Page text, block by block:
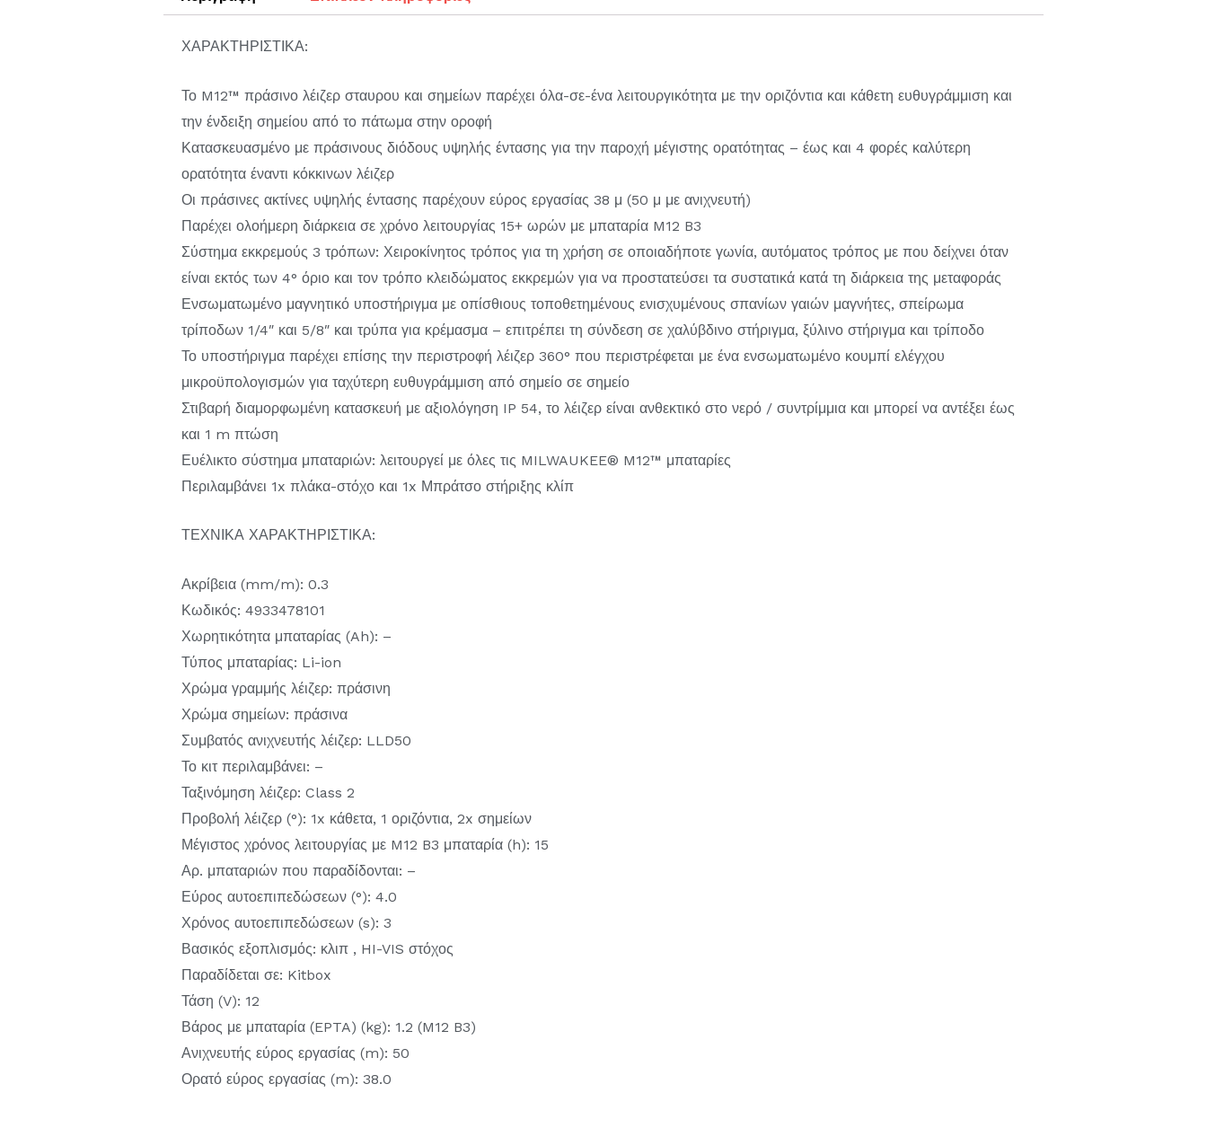
ΧΑΡΑΚΤΗΡΙΣΤΙΚΑ:
Το M12™ πράσινο λέιζερ σταυρου και σημείων παρέχει όλα-σε-ένα λειτουργικότητα με την οριζόντια και κάθετη ευθυγράμμιση και
την ένδειξη σημείου από το πάτωμα στην οροφή
Κατασκευασμένο με πράσινους διόδους υψηλής έντασης για την παροχή μέγιστης ορατότητας – έως και 4 φορές καλύτερη
ορατότητα έναντι κόκκινων λέιζερ
Οι πράσινες ακτίνες υψηλής έντασης παρέχουν εύρος εργασίας 38 μ (50 μ με ανιχνευτή)
Παρέχει ολοήμερη διάρκεια σε χρόνο λειτουργίας 15+ ωρών με μπαταρία M12 B3
Σύστημα εκκρεμούς 3 τρόπων: Χειροκίνητος τρόπος για τη χρήση σε οποιαδήποτε γωνία, αυτόματος τρόπος με που δείχνει όταν
είναι εκτός των 4° όριο και τον τρόπο κλειδώματος εκκρεμών για να προστατεύσει τα συστατικά κατά τη διάρκεια της μεταφοράς
Ενσωματωμένο μαγνητικό υποστήριγμα με οπίσθιους τοποθετημένους ενισχυμένους σπανίων γαιών μαγνήτες, σπείρωμα
τρίποδων 1/4″ και 5/8″ και τρύπα για κρέμασμα – επιτρέπει τη σύνδεση σε χαλύβδινο στήριγμα, ξύλινο στήριγμα και τρίποδο
Το υποστήριγμα παρέχει επίσης την περιστροφή λέιζερ 360° που περιστρέφεται με ένα ενσωματωμένο κουμπί ελέγχου
μικροϋπολογισμών για ταχύτερη ευθυγράμμιση από σημείο σε σημείο
Στιβαρή διαμορφωμένη κατασκευή με αξιολόγηση IP 54, το λέιζερ είναι ανθεκτικό στο νερό / συντρίμμια και μπορεί να αντέξει έως
και 1 m πτώση
Ευέλικτο σύστημα μπαταριών: λειτουργεί με όλες τις MILWAUKEE® M12™ μπαταρίες
Περιλαμβάνει 1x πλάκα-στόχο και 1x Μπράτσο στήριξης κλίπ
ΤΕΧΝΙΚΑ ΧΑΡΑΚΤΗΡΙΣΤΙΚΑ:
Ακρίβεια (mm/m): 0.3
Κωδικός: 4933478101
Χωρητικότητα μπαταρίας (Ah): –
Τύπος μπαταρίας: Li-ion
Χρώμα γραμμής λέιζερ: πράσινη
Χρώμα σημείων: πράσινα
Συμβατός ανιχνευτής λέιζερ: LLD50
Το κιτ περιλαμβάνει: –
Ταξινόμηση λέιζερ: Class 2
Προβολή λέιζερ (°): 1x κάθετα, 1 οριζόντια, 2x σημείων
Μέγιστος χρόνος λειτουργίας με M12 B3 μπαταρία (h): 15
Αρ. μπαταριών που παραδίδονται: –
Εύρος αυτοεπιπεδώσεων (°): 4.0
Χρόνος αυτοεπιπεδώσεων (s): 3
Βασικός εξοπλισμός: κλιπ , HI-VIS στόχος
Παραδίδεται σε: Kitbox
Τάση (V): 12
Βάρος με μπαταρία (EPTA) (kg): 1.2 (M12 B3)
Ανιχνευτής εύρος εργασίας (m): 50
Ορατό εύρος εργασίας (m): 38.0